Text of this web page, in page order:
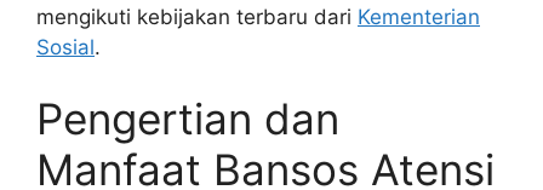
mengikuti kebijakan terbaru dari Kementerian
Sosial.
Pengertian dan
Manfaat Bansos Atensi